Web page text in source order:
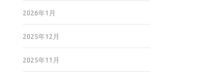
2026年1月
2025年12月
2025年11月